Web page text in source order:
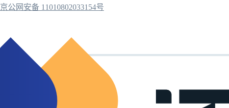
京公网安备 11010802033154号